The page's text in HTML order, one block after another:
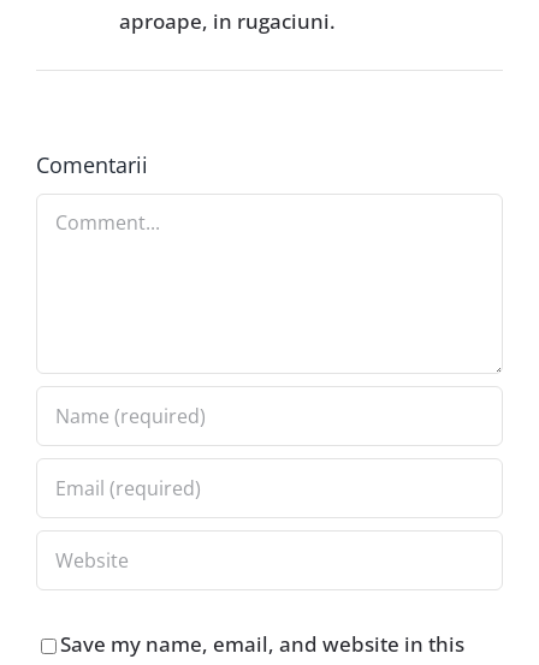
aproape, in rugaciuni.
Comentarii
Comment
Save my name, email, and website in this